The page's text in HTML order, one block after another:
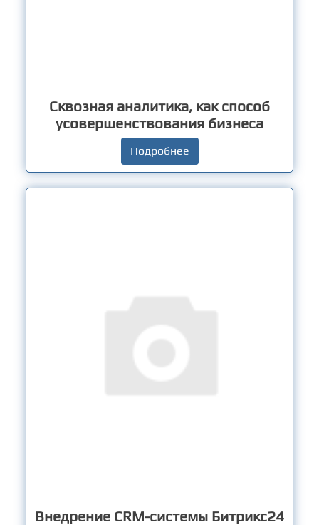
Сквозная аналитика, как способ
усовершенствования бизнеса
Подробнее
Внедрение CRM-системы Битрикс24